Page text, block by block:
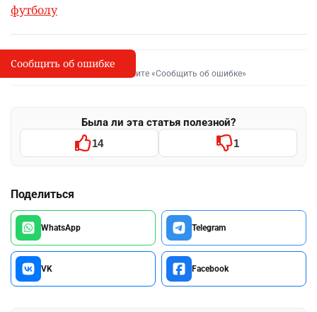
футболу
I
Сообщить об опечатке
Выделите фрагмент и нажмите «Сообщить об ошибке»
Была ли эта статья полезной?
14 1
Поделиться
WhatsApp Telegram
VK Facebook
Сообщить об ошибке